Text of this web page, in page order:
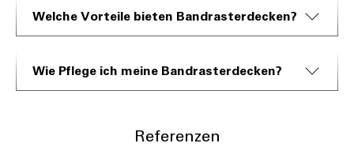
Welche Vorteile bieten Bandrasterdecken?
Wie Pflege ich meine Bandrasterdecken?
Referenzen